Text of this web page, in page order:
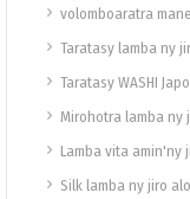
volomboaratra
Taratasy lamba ny
Taratasy WASHI
Mirohotra lamba ny
Lamba vita amin'ny
Silk lamba ny jiro